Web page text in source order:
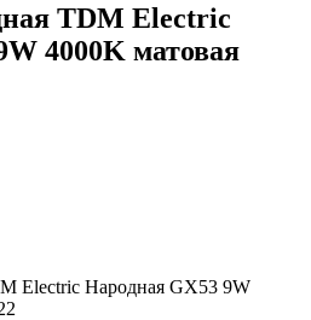
TDM Electric
4000K матовая
Electric Народная GX53 9W